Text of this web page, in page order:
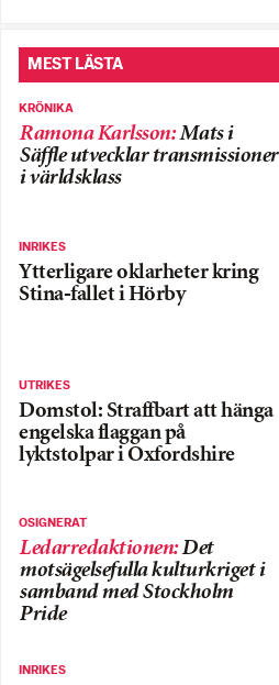
MEST LÄSTA
KRÖNIKA
Ramona Karlsson:Mats i
Säffle utvecklar transmissioner
i världsklass
INRIKES
Ytterligare oklarheter kring
Stina-fallet i Hörby
UTRIKES
Domstol: Straffbart att hänga
engelska flaggan på
lyktstolpar i Oxfordshire
OSIGNERAT
Ledarredaktionen:Det
motsägelsefulla kulturkriget i
samband med Stockholm
Pride
INRIKES